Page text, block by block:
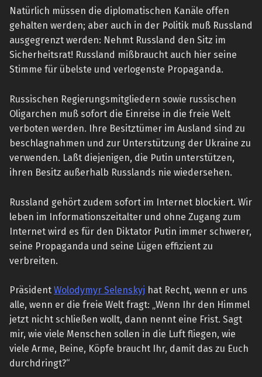
Natürlich müssen die diplomatischen Kanäle offen
gehalten werden; aber auch in der Politik muß Russland
ausgegrenzt werden: Nehmt Russland den Sitz im
Sicherheitsrat! Russland mißbraucht auch hier seine
Stimme für übelste und verlogenste Propaganda.
Russischen Regierungsmitgliedern sowie russischen
Oligarchen muß sofort die Einreise in die freie Welt
verboten werden. Ihre Besitztümer im Ausland sind zu
beschlagnahmen und zur Unterstützung der Ukraine zu
verwenden. Laßt diejenigen, die Putin unterstützen,
ihren Besitz außerhalb Russlands nie wiedersehen.
Russland gehört zudem sofort im Internet blockiert. Wir
leben im Informationszeitalter und ohne Zugang zum
Internet wird es für den Diktator Putin immer schwerer,
seine Propaganda und seine Lügen effizient zu
verbreiten.
Präsident Wolodymyr Selenskyj hat Recht, wenn er uns
alle, wenn er die freie Welt fragt: „Wenn Ihr den Himmel
jetzt nicht schließen wollt, dann nennt eine Frist. Sagt
mir, wie viele Menschen sollen in die Luft fliegen, wie
viele Arme, Beine, Köpfe braucht Ihr, damit das zu Euch
durchdringt?“